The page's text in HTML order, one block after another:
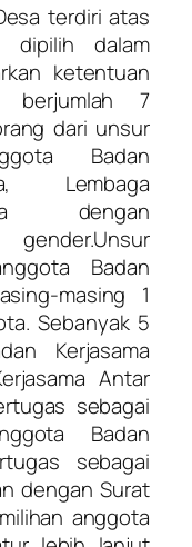
terdiri atas
dipilih dalam
ketentuan
berjumlah 7
dari unsur
Badan
Lembaga
dengan
Badan
masing 1
Sebanyak 5
Kerjasama
Antar
sebagai
Badan
sebagai
dengan Surat
anggota